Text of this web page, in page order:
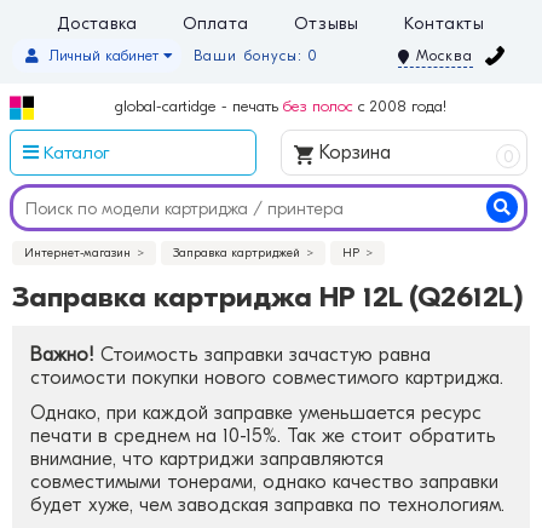
Доставка Оплата Отзывы Контакты
Ваши бонусы: 0
Личный кабинет Москва
global-cartidge - печать без полос с 2008 года!
Каталог Корзина 0
Интернет-магазин Заправка картриджей HP
Заправка картриджа HP 12L (Q2612L)
Важно! Стоимость заправки зачастую равна
стоимости покупки нового совместимого картриджа.
Однако, при каждой заправке уменьшается ресурс
печати в среднем на 10-15%. Так же стоит обратить
внимание, что картриджи заправляются
совместимыми тонерами, однако качество заправки
будет хуже, чем заводская заправка по технологиям.